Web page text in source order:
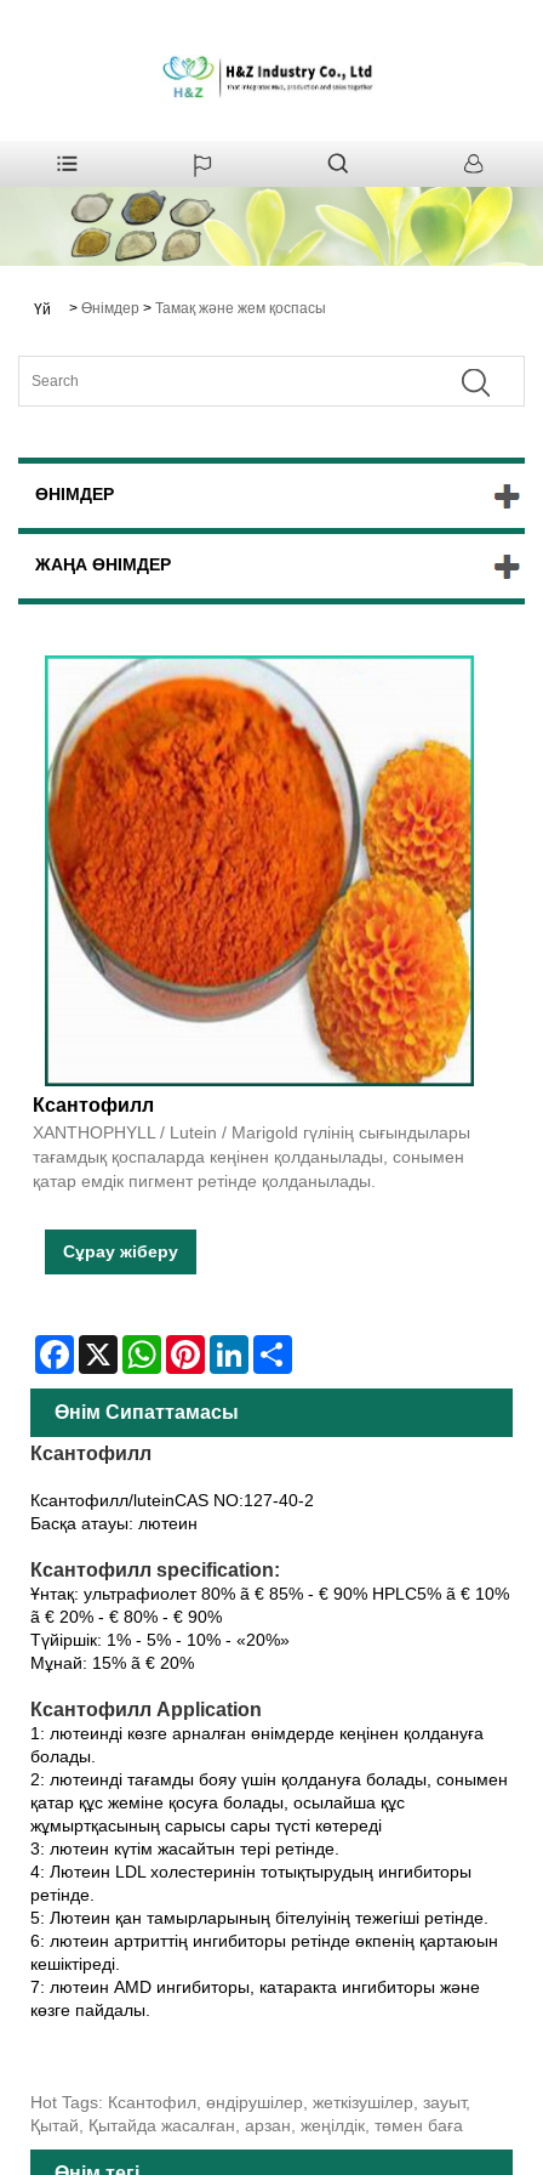
Үй > Өнімдер > Тамақ және жем қоспасы
ӨНІМДЕР
ЖАҢА ӨНІМДЕР
Ксантофилл
XANTHOPHYLL / Lutein / Marigold гүлінің сығындылары
тағамдық қоспаларда кеңінен қолданылады, сонымен
қатар емдік пигмент ретінде қолданылады.
Сұрау жіберу
Facebook
X WhatsAppPinterestLinkedIn
Өнім Сипаттамасы
Ксантофилл
Ксантофилл/luteinCAS NO:127-40-2
Басқа атауы: лютеин
Ксантофилл specification:
Ұнтақ: ультрафиолет 80% ã € 85% - € 90% HPLC5% ã € 10%
ã € 20% - € 80% - € 90%
Түйіршік: 1% - 5% - 10% - «20%»
Мұнай: 15% ã € 20%
Ксантофилл Application
1: лютеинді көзге арналған өнімдерде кеңінен қолдануға
болады.
2: лютеинді тағамды бояу үшін қолдануға болады, сонымен
қатар құс жеміне қосуға болады, осылайша құс
жұмыртқасының сарысы сары түсті көтереді
3: лютеин күтім жасайтын тері ретінде.
4: Лютеин LDL холестеринін тотықтырудың ингибиторы
ретінде.
5: Лютеин қан тамырларының бітелуінің тежегіші ретінде.
6: лютеин артриттің ингибиторы ретінде өкпенің қартаюын
кешіктіреді.
7: лютеин AMD ингибиторы, катаракта ингибиторы және
көзге пайдалы.
Hot Tags: Ксантофил, өндірушілер, жеткізушілер, зауыт,
Қытай, Қытайда жасалған, арзан, жеңілдік, төмен баға